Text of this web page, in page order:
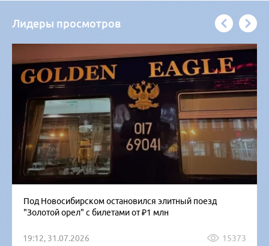
Лидеры просмотров
Под Новосибирском остановился элитный поезд
"Золотой орел" с билетами от ₽1 млн
19:12, 31.07.2026 15373